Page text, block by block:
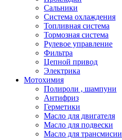
Сальники
Система охлаждения
Топливная система
Тормозная система
Рулевое управление
Фильтра
Цепной привод
Электрика
Мотохимия
Полироли , шампуни
Антифриз
Герметики
Масло для двигателя
Масло для подвески
Масло для трансмисии